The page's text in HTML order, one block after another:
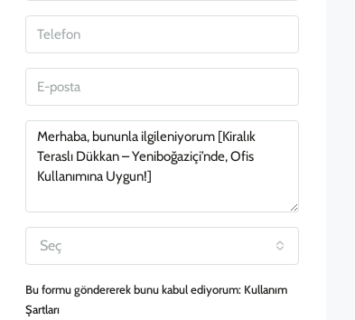
Seç
Bu formu göndererek bunu kabul ediyorum: Kullanım
Şartları